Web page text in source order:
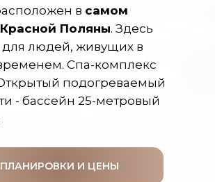
ПЛАНИРОВКИ И ЦЕНЫ
в самом
Поляны. Здесь
для людей, живущих в
Спа-комплекс
подогреваемый
- бассейн 25-метровый